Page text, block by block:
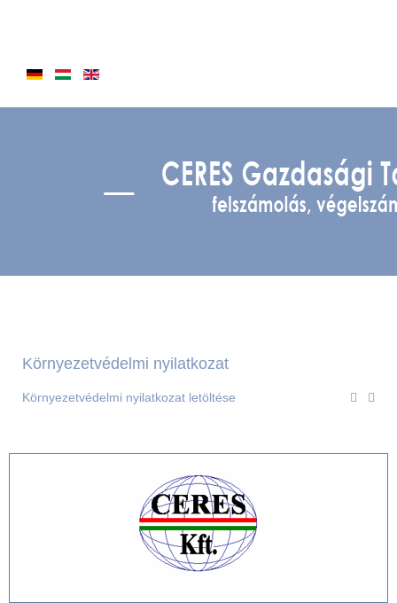
Környezetvédelmi nyilatkozat
Környezetvédelmi nyilatkozat letöltése